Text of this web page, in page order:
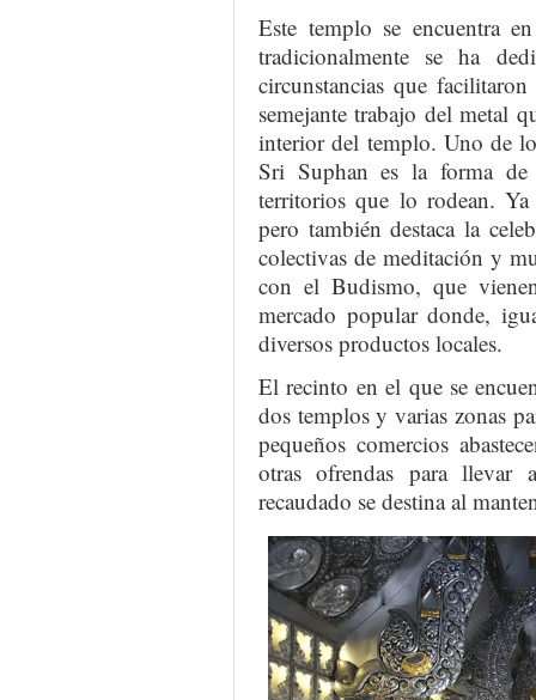
Este templo se encuentra
tradicionalmente se ha
circunstancias que
semejante trabajo del metal
interior del templo. Uno de
Sri Suphan es la forma de
territorios que lo rodean.
pero también destaca la
colectivas de meditación y
con el Budismo, que
mercado popular donde,
diversos productos locales.
El recinto en el que se
dos templos y varias zonas
pequeños comercios
otras ofrendas para llevar
recaudado se destina al